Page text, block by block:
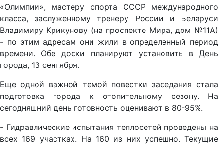
«Олимпии», мастеру спорта СССР международного
класса, заслуженному тренеру России и Беларуси
Владимиру Крикунову (на проспекте Мира, дом №11А)
- по этим адресам они жили в определенный период
времени. Обе доски планируют установить в День
города, 13 сентября.
Еще одной важной темой повестки заседания стала
подготовка города к отопительному сезону. На
сегодняшний день готовность оценивают в 80-95%.
- Гидравлические испытания теплосетей проведены на
всех 169 участках. На 160 из них успешно. Текущие